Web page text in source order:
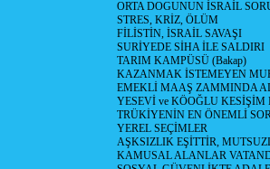
ORTA DOGUNUN İSRAİL
STRES, KRİZ, ÖLÜM
FİLİSTİN, İSRAİL SAVAŞI
SURİYEDE SİHA İLE SALDIRI
TARIM KAMPÜSÜ (Bakap)
KAZANMAK İSTEMEYEN
EMEKLİ MAAŞ ZAMMINDA
YESEVİ ve KÖOĞLU
TRÜKİYENİN EN ÖNEMLİ
YEREL SEÇİMLER
AŞKSIZLIK EŞİTTİR,
KAMUSAL ALANLAR